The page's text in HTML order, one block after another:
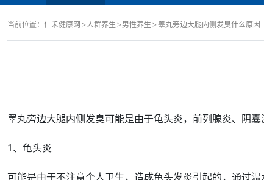
当前位置： 仁禾健康网 人群养生 男性养生 睾丸旁边大腿内侧发臭什么原因
睾丸旁边大腿内侧发臭可能是由于龟头炎， 前列腺炎、 阴囊
1、 龟头炎
可能是由于不注意个人卫生，造成龟头发炎引起的，通过